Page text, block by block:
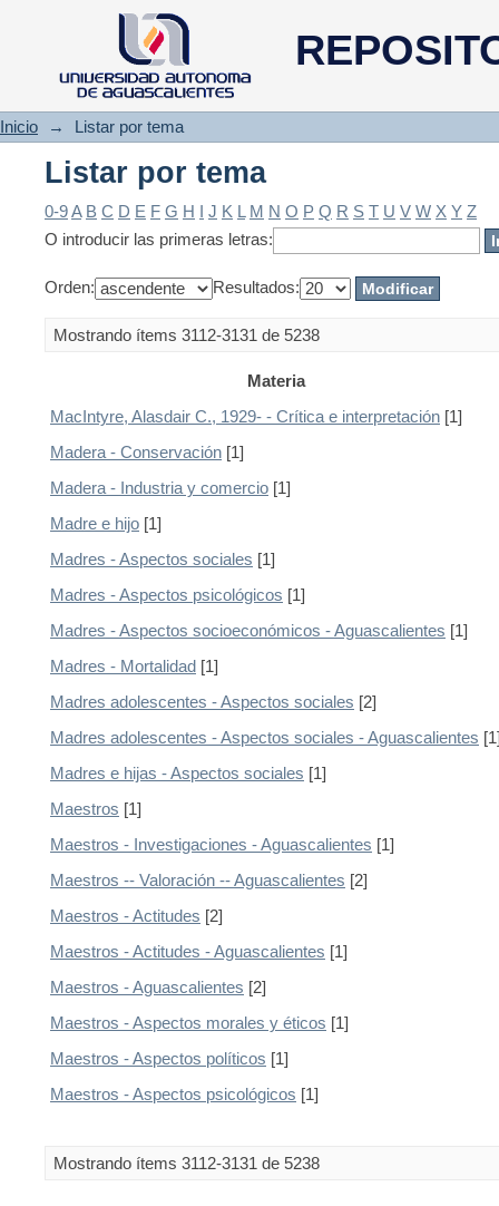
Listar por tema
Inicio → Listar por tema
Listar por tema
0-9A B C D E F G H I J K L M N O P Q R S T U V W X Y Z
O introducir las primeras letras:
Orden: Resultados:
Mostrando ítems 3112-3131 de 5238
Materia
MacIntyre, Alasdair C., 1929- - Crítica e interpretación [1]
Madera - Conservación [1]
Madera - Industria y comercio [1]
Madre e hijo [1]
Madres - Aspectos sociales [1]
Madres - Aspectos psicológicos [1]
Madres - Aspectos socioeconómicos - Aguascalientes [1]
Madres - Mortalidad [1]
Madres adolescentes - Aspectos sociales [2]
Madres adolescentes - Aspectos sociales - Aguascalientes
Madres e hijas - Aspectos sociales [1]
Maestros [1]
Maestros - Investigaciones - Aguascalientes [1]
Maestros -- Valoración -- Aguascalientes [2]
Maestros - Actitudes [2]
Maestros - Actitudes - Aguascalientes [1]
Maestros - Aguascalientes [2]
Maestros - Aspectos morales y éticos [1]
Maestros - Aspectos políticos [1]
Maestros - Aspectos psicológicos [1]
Mostrando ítems 3112-3131 de 5238